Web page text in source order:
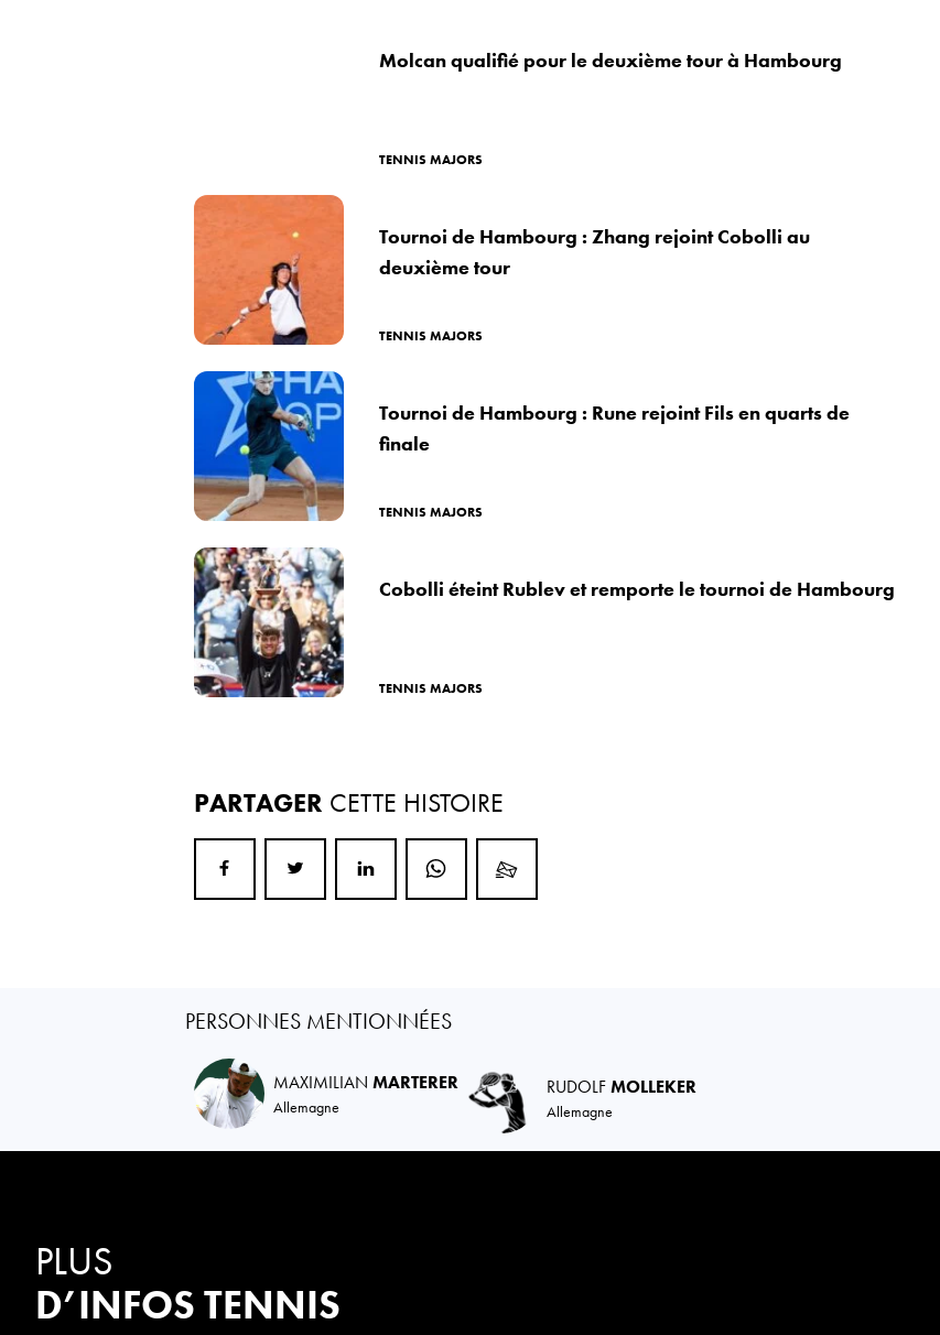
Molcan qualifié pour le deuxième tour à Hambourg
TENNIS MAJORS
Tournoi de Hambourg : Zhang rejoint Cobolli au
deuxième tour
TENNIS MAJORS
Tournoi de Hambourg : Rune rejoint Fils en quarts de
finale
TENNIS MAJORS
Cobolli éteint Rublev et remporte le tournoi de Hambourg
TENNIS MAJORS
PARTAGER CETTE HISTOIRE
PERSONNES MENTIONNÉES
MAXIMILIAN MARTERER
Allemagne
RUDOLFMOLLEKER
Allemagne
PLUS
D’INFOS TENNIS